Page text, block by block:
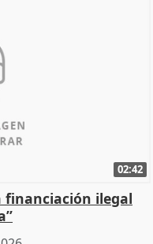
02:42
financiación ilegal